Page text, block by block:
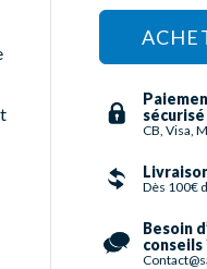
sécurisé
CB, Visa,
Dès 100€
Besoin
conseils